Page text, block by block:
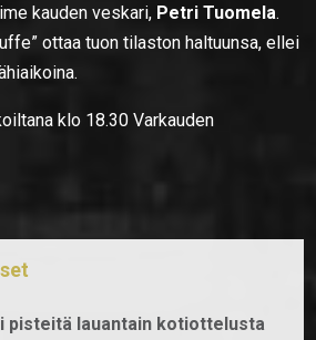
kauden veskari, Petri Tuomela.
ottaa tuon tilaston haltuunsa, ellei
klo 18.30 Varkauden
pisteitä lauantain kotiottelusta